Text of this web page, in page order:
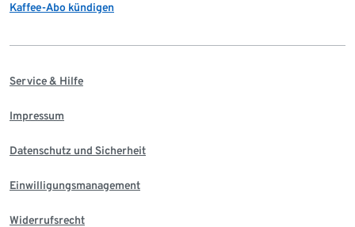
Kaffee-Abo kündigen
Service & Hilfe
Impressum
Datenschutz und Sicherheit
Einwilligungsmanagement
Widerrufsrecht